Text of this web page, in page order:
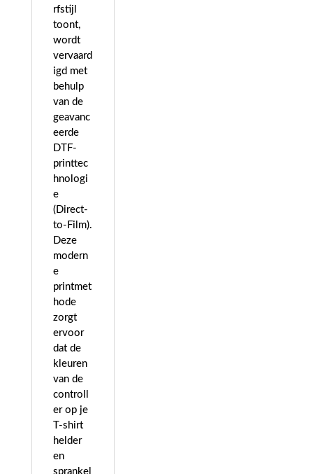
rfstijl
toont,
wordt
vervaard
igd met
behulp
van de
geavanc
eerde
DTF-
printtec
hnologi
e
(Direct-
to-Film).
Deze
modern
e
printmet
hode
zorgt
ervoor
dat de
kleuren
van de
controll
er op je
T-shirt
helder
en
sprankel